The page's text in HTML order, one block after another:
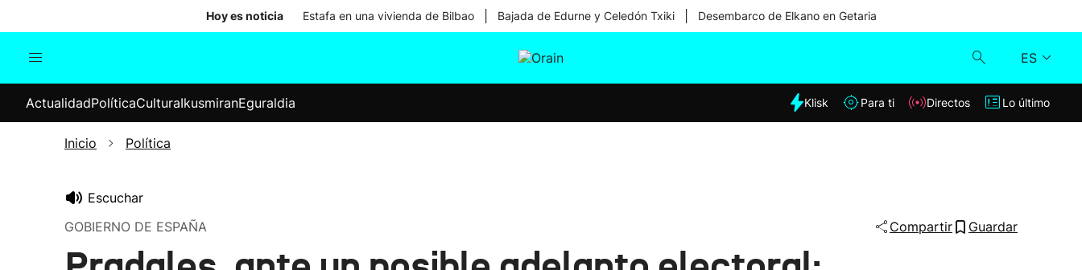
Hoy es noticia Estafa en una vivienda de Bilbao Bajada de Edurne y Celedón Txiki Desembarco de Elkano en Getaria
ES
Internacional
Elecciones
Klisk
ActualidadPolíticaCulturaIkusmiranEguraldia Klisk Para ti Directos Lo último
Inicio Política
Escuchar
GOBIERNO DE ESPAÑA
Compartir Guardar